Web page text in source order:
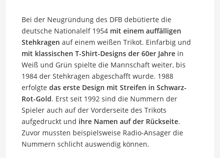
Bei der Neugründung des DFB debütierte die
deutsche Nationalelf 1954 mit einem auffälligen
Stehkragen auf einem weißen Trikot. Einfarbig und
mit klassischen T-Shirt-Designs der 60er Jahre in
Weiß und Grün spielte die Mannschaft weiter, bis
1984 der Stehkragen abgeschafft wurde. 1988
erfolgte das erste Design mit Streifen in Schwarz-
Rot-Gold. Erst seit 1992 sind die Nummern der
Spieler auch auf der Vorderseite des Trikots
aufgedruckt und ihre Namen auf der Rückseite.
Zuvor mussten beispielsweise Radio-Ansager die
Nummern schlicht auswendig können.